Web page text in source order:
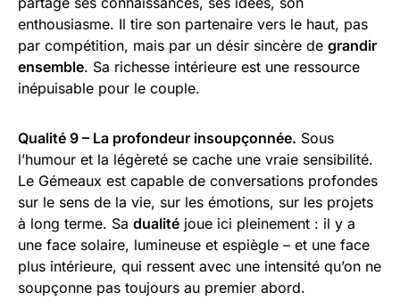
enthousiasme. Il tire son partenaire vers le haut, pas
par compétition, mais par un désir sincère de grandir
ensemble. Sa richesse intérieure est une ressource
inépuisable pour le couple.
Qualité 9 – La profondeur insoupçonnée. Sous
l’humour et la légèreté se cache une vraie sensibilité.
Le Gémeaux est capable de conversations profondes
sur le sens de la vie, sur les émotions, sur les projets
à long terme. Sa dualité joue ici pleinement : il y a
une face solaire, lumineuse et espiègle – et une face
plus intérieure, qui ressent avec une intensité qu’on ne
soupçonne pas toujours au premier abord.